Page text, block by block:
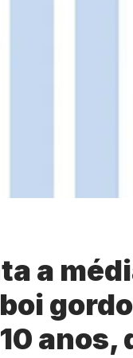
a
anos,